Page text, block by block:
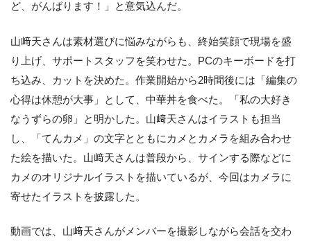
ど、がんばります！」と意気込んだ。
山﨑天さんは素材選びに悩みながらも、終始笑顔で現場を盛
り上げ、サポートスタッフを笑わせた。PCのキーボードを打
ち込み、カットを決めた。作業開始から2時間後には「編集の
心得は休憩が大事」として、中華丼を食べた。「私の大好き
なうずらの卵」と明かした。山﨑天さんはイラストも担当
し、「てんカメ」の文字とともにカメとカメラを組み合わせ
た絵を描いた。山﨑天さんは普段から、サインする際などに
カメのオリジナルイラストを描いているが、今回はカメラに
寄せたイラストを披露した。
動画では、山﨑天さんがメンバーを撮影しながら会話を交わ